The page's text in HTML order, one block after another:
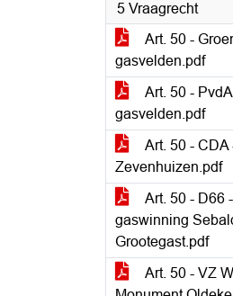
5 Vraagrecht
Art. 50 -
gasvelden.pdf
Art. 50 -
gasvelden.pdf
Art. 50 -
Zevenhuizen.pdf
Art. 50 - D66
gaswinning
Grootegast.pdf
Art. 50 - VZ